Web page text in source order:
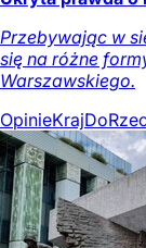
Przebywając w
się na różne
Warszawskiego.
OpinieKraj